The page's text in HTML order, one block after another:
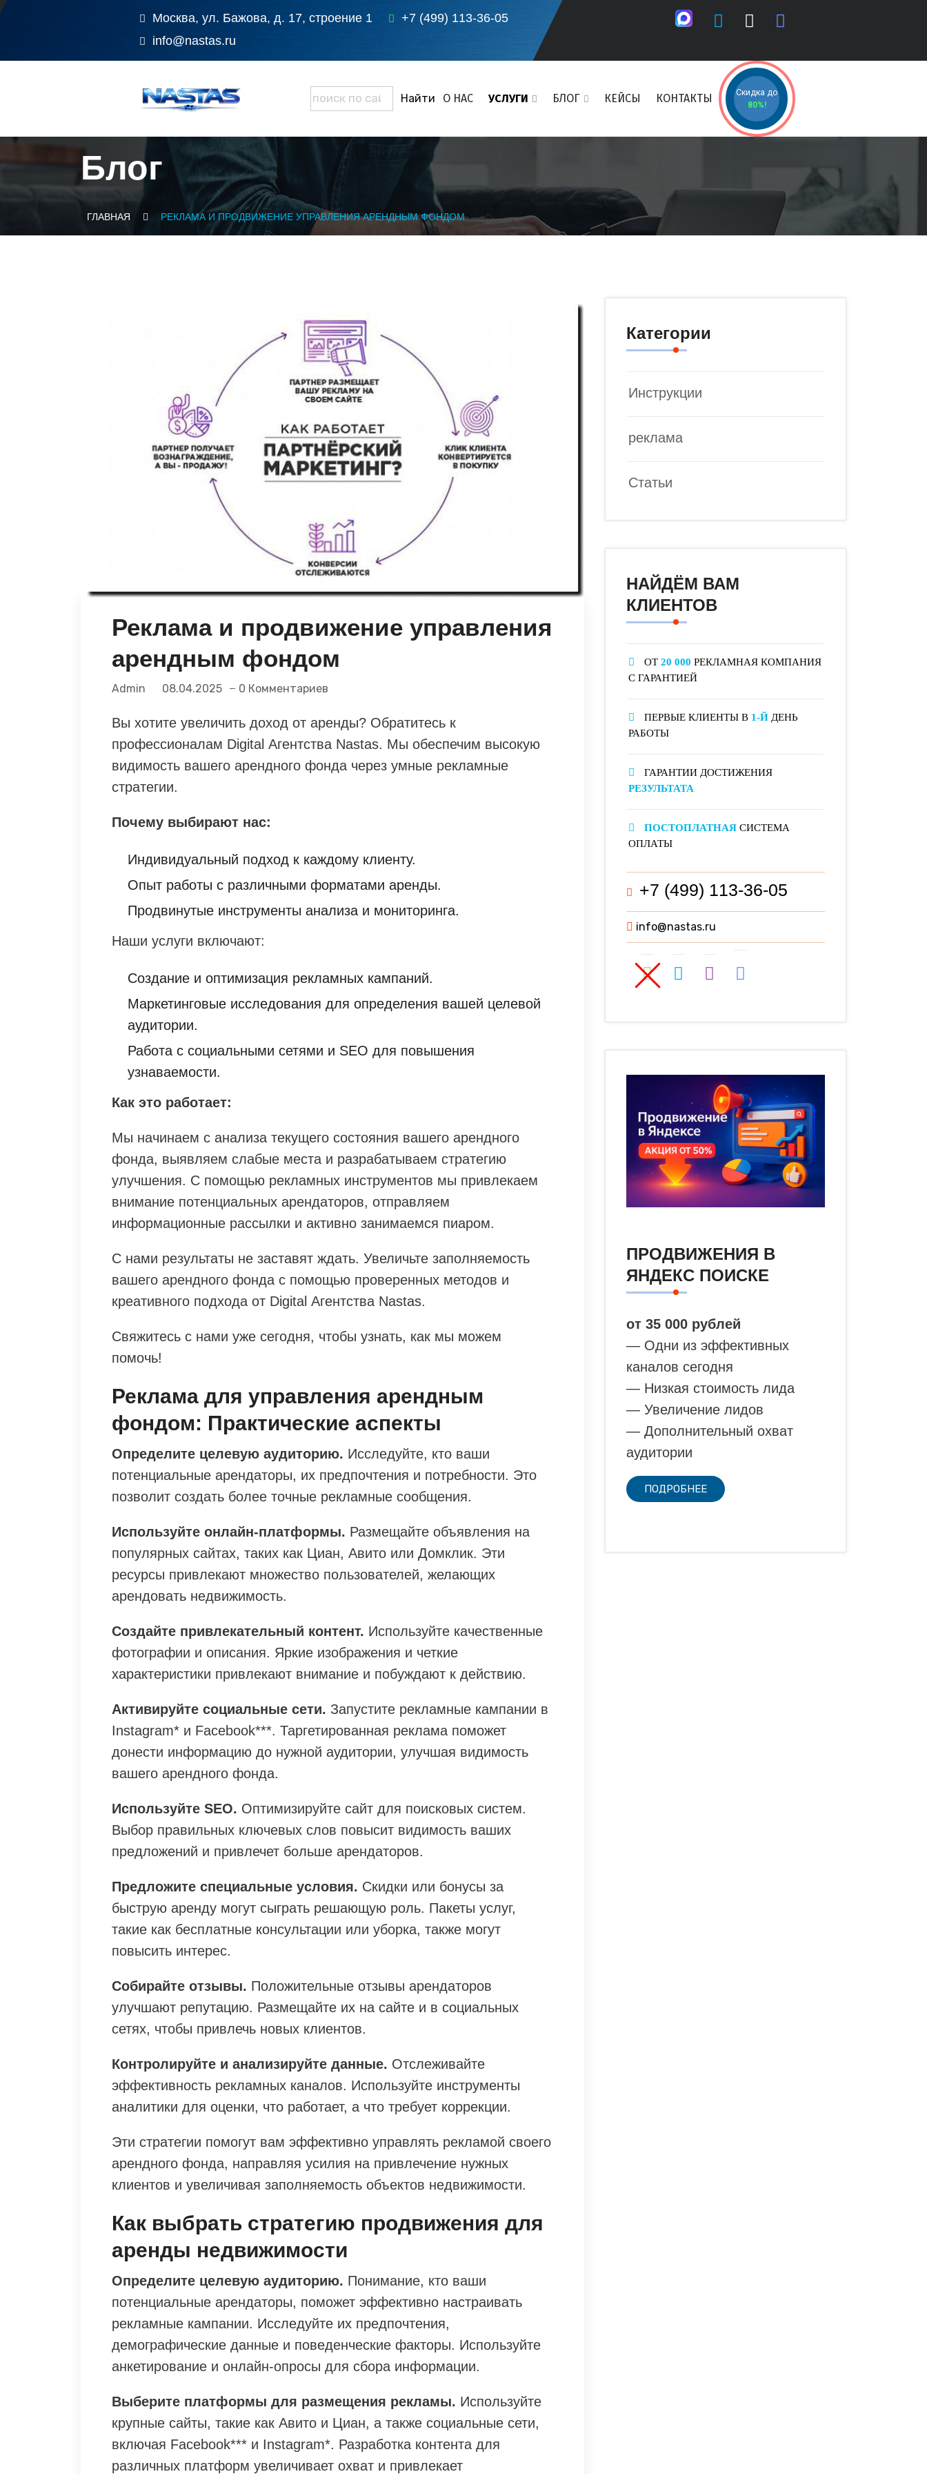
Москва, ул. Бажова, д. 17, строение 1
+7 (499) 113-36-05
info@nastas.ru
О НАС УСЛУГИ БЛОГ КЕЙСЫ КОНТАКТЫ
Скидка до
80%!
Блог
ГЛАВНАЯ РЕКЛАМА И ПРОДВИЖЕНИЕ УПРАВЛЕНИЯ АРЕНДНЫМ ФОНДОМ
Реклама и продвижение управления
арендным фондом
Admin 08.04.2025 0 Комментариев
Вы хотите увеличить доход от аренды? Обратитесь к
профессионалам Digital Агентства Nastas. Мы обеспечим высокую
видимость вашего арендного фонда через умные рекламные
стратегии.
Почему выбирают нас:
Индивидуальный подход к каждому клиенту.
Опыт работы с различными форматами аренды.
Продвинутые инструменты анализа и мониторинга.
Наши услуги включают:
Создание и оптимизация рекламных кампаний.
Маркетинговые исследования для определения вашей целевой
аудитории.
Работа с социальными сетями и SEO для повышения
узнаваемости.
Как это работает:
Мы начинаем с анализа текущего состояния вашего арендного
фонда, выявляем слабые места и разрабатываем стратегию
улучшения. С помощью рекламных инструментов мы привлекаем
внимание потенциальных арендаторов, отправляем
информационные рассылки и активно занимаемся пиаром.
С нами результаты не заставят ждать. Увеличьте заполняемость
вашего арендного фонда с помощью проверенных методов и
креативного подхода от Digital Агентства Nastas.
Свяжитесь с нами уже сегодня, чтобы узнать, как мы можем
помочь!
Реклама для управления арендным
фондом: Практические аспекты
Определите целевую аудиторию. Исследуйте, кто ваши
потенциальные арендаторы, их предпочтения и потребности. Это
позволит создать более точные рекламные сообщения.
Используйте онлайн-платформы. Размещайте объявления на
популярных сайтах, таких как Циан, Авито или Домклик. Эти
ресурсы привлекают множество пользователей, желающих
арендовать недвижимость.
Создайте привлекательный контент. Используйте качественные
фотографии и описания. Яркие изображения и четкие
характеристики привлекают внимание и побуждают к действию.
Активируйте социальные сети. Запустите рекламные кампании в
Instagram* и Facebook***. Таргетированная реклама поможет
донести информацию до нужной аудитории, улучшая видимость
вашего арендного фонда.
Используйте SEO. Оптимизируйте сайт для поисковых систем.
Выбор правильных ключевых слов повысит видимость ваших
предложений и привлечет больше арендаторов.
Предложите специальные условия. Скидки или бонусы за
быструю аренду могут сыграть решающую роль. Пакеты услуг,
такие как бесплатные консультации или уборка, также могут
повысить интерес.
Собирайте отзывы. Положительные отзывы арендаторов
улучшают репутацию. Размещайте их на сайте и в социальных
сетях, чтобы привлечь новых клиентов.
Контролируйте и анализируйте данные. Отслеживайте
эффективность рекламных каналов. Используйте инструменты
аналитики для оценки, что работает, а что требует коррекции.
Эти стратегии помогут вам эффективно управлять рекламой своего
арендного фонда, направляя усилия на привлечение нужных
клиентов и увеличивая заполняемость объектов недвижимости.
Как выбрать стратегию продвижения для
аренды недвижимости
Определите целевую аудиторию. Понимание, кто ваши
потенциальные арендаторы, поможет эффективно настраивать
рекламные кампании. Исследуйте их предпочтения,
демографические данные и поведенческие факторы. Используйте
анкетирование и онлайн-опросы для сбора информации.
Выберите платформы для размещения рекламы. Используйте
крупные сайты, такие как Авито и Циан, а также социальные сети,
включая Facebook*** и Instagram*. Разработка контента для
различных платформ увеличивает охват и привлекает
Категории
Инструкции
реклама
Статьи
НАЙДЁМ ВАМ
КЛИЕНТОВ
ОТ 20 000 РЕКЛАМНАЯ КОМПАНИЯ
С ГАРАНТИЕЙ
ПЕРВЫЕ КЛИЕНТЫ В 1-Й ДЕНЬ
РАБОТЫ
ГАРАНТИИ ДОСТИЖЕНИЯ
РЕЗУЛЬТАТА
ПОСТОПЛАТНАЯ СИСТЕМА
ОПЛАТЫ
+7 (499) 113-36-05
info@nastas.ru
ПРОДВИЖЕНИЯ В
ЯНДЕКС ПОИСКЕ
от 35 000 рублей
— Одни из эффективных
каналов сегодня
— Низкая стоимость лида
— Увеличение лидов
— Дополнительный охват
аудитории
ПОДРОБНЕЕ